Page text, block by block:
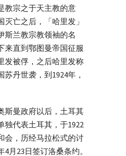
教宗之于天主教的意
灭亡之后，「哈里发」
斯兰教宗教领袖的名
来直到鄂图曼帝国征服
发被俘，之后哈里发称
丹世袭，到1924年，
斯曼政府以后，土耳其
独代表土耳其，于1922
会，历经马拉松式的讨
4月23日签订洛桑条约。